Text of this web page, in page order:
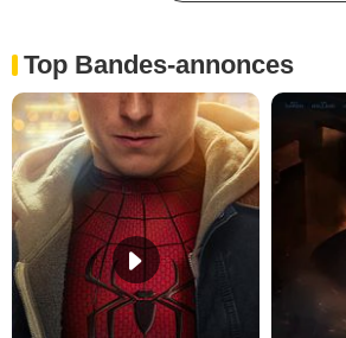
Top Bandes-annonces